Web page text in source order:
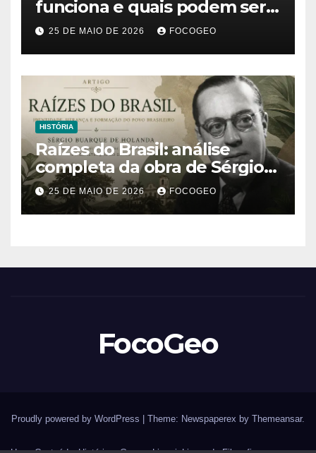
funciona e quais podem ser
os impactos desse fenômeno
climático extremo no Brasil e
no mundo
25 DE MAIO DE 2026 FOCOGEO
HISTÓRIA
Raízes do Brasil: análise
completa da obra de Sérgio
Buarque de Holanda e sua
importância para entender a
formação do Brasil
25 DE MAIO DE 2026 FOCOGEO
FocoGeo
Proudly powered by WordPress Theme: Newspaperex by Themeansar.